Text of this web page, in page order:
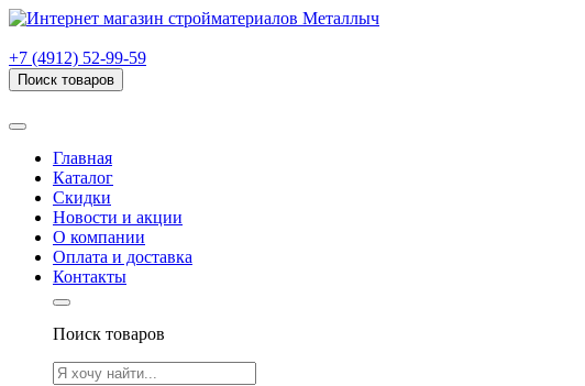
+7 (4912) 52-99-59
Поиск товаров
Главная
Каталог
Скидки
Новости и акции
О компании
Оплата и доставка
Контакты
Поиск товаров